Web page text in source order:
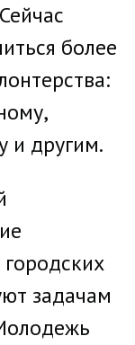
более
и другим.
задачам